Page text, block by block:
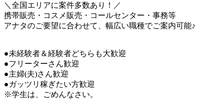
＼全国エリアに案件多数あり！／
携帯販売・コスメ販売・コールセンター・事務等
アナタのご要望に合わせて、幅広い職種でご案内可能♪
●未経験者＆経験者どちらも大歓迎
●フリーターさん歓迎
●主婦(夫)さん歓迎
●ガッツリ稼ぎたい方歓迎
※学生は、ごめんなさい。